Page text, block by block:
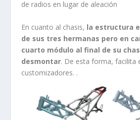
de radios en lugar de aleación
En cuanto al chasis, la estructura
de sus tres hermanas pero en
cuarto módulo al final de su
desmontar. De esta forma, facilita
customizadores. .